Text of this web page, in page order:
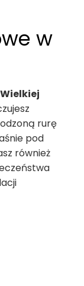
w
rurę
pod
również